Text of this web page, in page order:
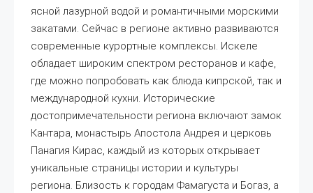
ясной лазурной водой и романтичными морскими
закатами. Сейчас в регионе активно развиваются
современные курортные комплексы. Искеле
обладает широким спектром ресторанов и кафе,
где можно попробовать как блюда кипрской, так и
международной кухни. Исторические
достопримечательности региона включают замок
Кантара, монастырь Апостола Андрея и церковь
Панагия Кирас, каждый из которых открывает
уникальные страницы истории и культуры
региона. Близость к городам Фамагуста и Богаз, а